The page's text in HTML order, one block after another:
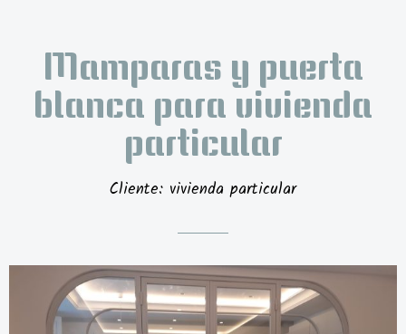
Mamparas y puerta
blanca para vivienda
particular
Cliente: vivienda particular